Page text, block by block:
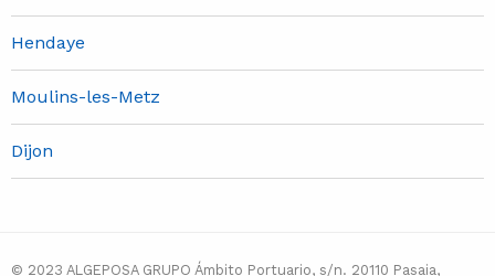
Hendaye
Moulins-les-Metz
Dijon
© 2023 ALGEPOSA GRUPO Ámbito Portuario, s/n. 20110 Pasaia,